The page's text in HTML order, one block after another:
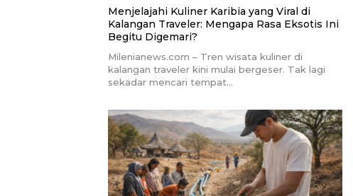
Menjelajahi Kuliner Karibia yang Viral di
Kalangan Traveler: Mengapa Rasa Eksotis Ini
Begitu Digemari?
Milenianews.com – Tren wisata kuliner di
kalangan traveler kini mulai bergeser. Tak lagi
sekadar mencari tempat…